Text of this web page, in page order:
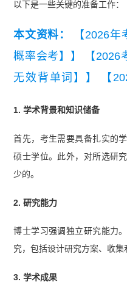
以下是一些关键的准备工作：
本文资料：
【2026
概率会考】】
【
无效背单词】】
【
1. 学术背景和知识储备
首先，考生需要具备扎实的
硕士学位。此外，对所选研
少的。
2. 研究能力
博士学习强调独立研究能力
究，包括设计研究方案、收集
3. 学术成果